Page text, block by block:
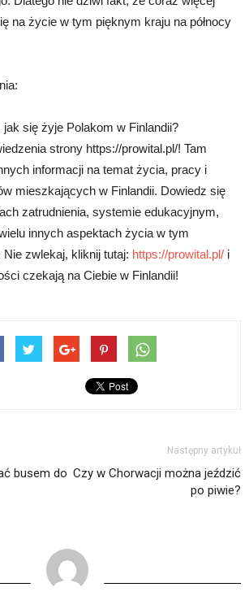
na życie w tym pięknym kraju na północy
się żyje Polakom w Finlandii?
strony https://prowital.pl/! Tam
informacji na temat życia, pracy i
mieszkających w Finlandii. Dowiedz się
zatrudnienia, systemie edukacyjnym,
innych aspektach życia w tym
zwlekaj, kliknij tutaj: https://prowital.pl/ i
czekają na Ciebie w Finlandii!
busem do
Następny artykuł
Czy w Chorwacji można jeździć
po piwie?